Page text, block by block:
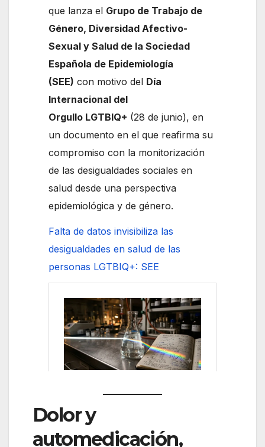
que lanza el Grupo de Trabajo de
Género, Diversidad Afectivo-
Sexual y Salud de la Sociedad
Española de Epidemiología
(SEE) con motivo del Día
Internacional del
Orgullo LGTBIQ+ (28 de junio), en
un documento en el que reafirma su
compromiso con la monitorización
de las desigualdades sociales en
salud desde una perspectiva
epidemiológica y de género.
Falta de datos invisibiliza las
desigualdades en salud de las
personas LGTBIQ+: SEE
Dolor y
automedicación,